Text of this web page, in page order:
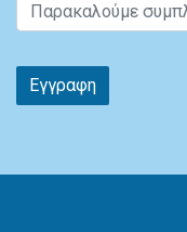
Εγγραφη